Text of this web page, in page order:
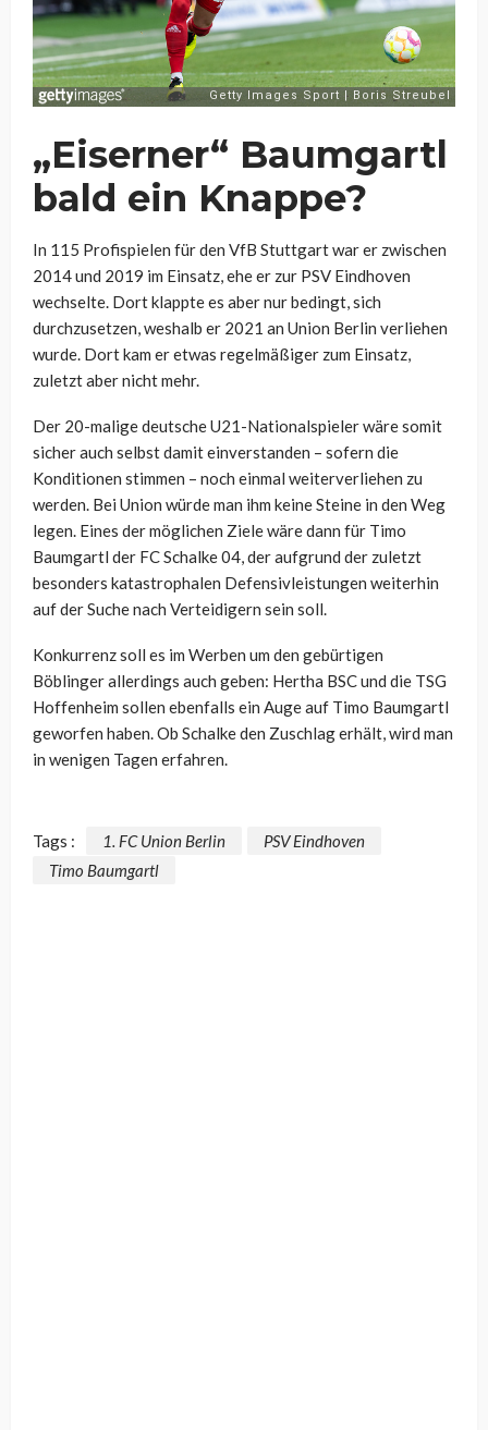
„Eiserner“ Baumgartl
bald ein Knappe?
In 115 Profispielen für den VfB Stuttgart war er zwischen
2014 und 2019 im Einsatz, ehe er zur PSV Eindhoven
wechselte. Dort klappte es aber nur bedingt, sich
durchzusetzen, weshalb er 2021 an Union Berlin verliehen
wurde. Dort kam er etwas regelmäßiger zum Einsatz,
zuletzt aber nicht mehr.
Der 20-malige deutsche U21-Nationalspieler wäre somit
sicher auch selbst damit einverstanden – sofern die
Konditionen stimmen – noch einmal weiterverliehen zu
werden. Bei Union würde man ihm keine Steine in den Weg
legen. Eines der möglichen Ziele wäre dann für Timo
Baumgartl der FC Schalke 04, der aufgrund der zuletzt
besonders katastrophalen Defensivleistungen weiterhin
auf der Suche nach Verteidigern sein soll.
Konkurrenz soll es im Werben um den gebürtigen
Böblinger allerdings auch geben: Hertha BSC und die TSG
Hoffenheim sollen ebenfalls ein Auge auf Timo Baumgartl
geworfen haben. Ob Schalke den Zuschlag erhält, wird man
in wenigen Tagen erfahren.
Tags : 1. FC Union Berlin
PSV Eindhoven
Timo Baumgartl